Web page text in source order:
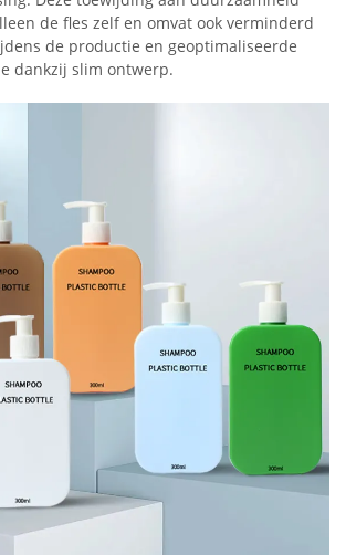
de fles zelf en omvat ook verminderd
de productie en geoptimaliseerde
dankzij slim ontwerp.